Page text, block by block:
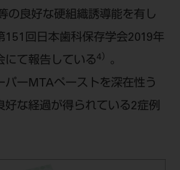
の良好な硬組織誘導能を有し
151回日本歯科保存学会2019年
にて報告している4）
。
パーMTAペーストを深在性う
好な経過が得られている2症例